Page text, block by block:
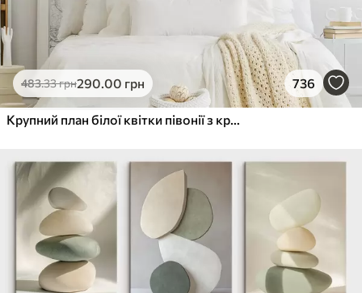
483.33грн290.00 грн 736
Крупний план білої квітки півонії з крапельками води на пелюстках на розмитому фоні